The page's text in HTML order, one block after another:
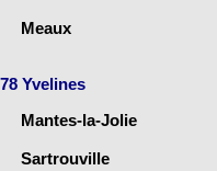
Meaux
78 Yvelines
Mantes-la-Jolie
Sartrouville